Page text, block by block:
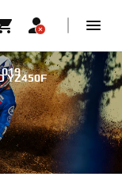
YZ450F